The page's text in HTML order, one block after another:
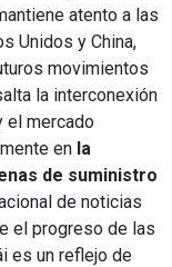
atento a las
Unidos y China,
movimientos
la interconexión
el mercado
en la
de suministro
de noticias
el progreso de las
es un reflejo de